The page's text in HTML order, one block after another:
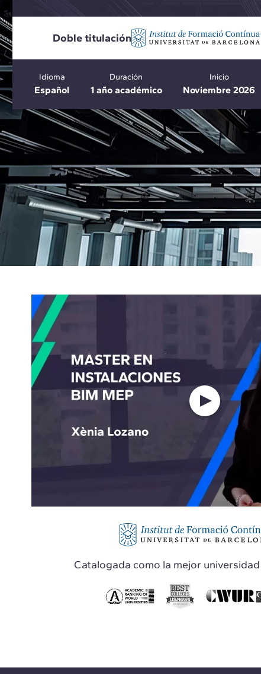
Doble titulación
Idioma
Español
Duración
1 año académico
Inicio
Noviembre 2026
Catalogada como la mejor